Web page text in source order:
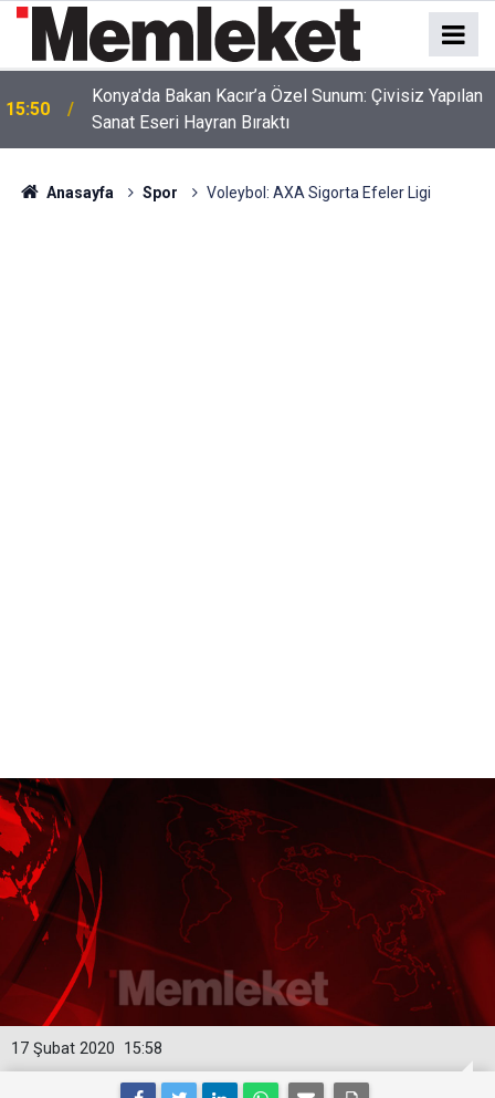
15:47
Srebrenitsa'dan Ramallah'a Uzanan Tarihi Yolculuk!
Başkan Kılca Mitinge Katıldı
Anasayfa Spor Voleybol: AXA Sigorta Efeler Ligi
15:58
17 Şubat 2020